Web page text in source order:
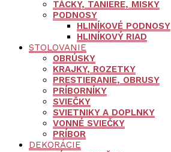
TÁCKY, TANIERE, MISKY
PODNOSY
HLINÍKOVÉ PODNOSY
HLINÍKOVÝ RIAD
STOLOVANIE
OBRÚSKY
KRAJKY, ROZETKY
PRESTIERANIE, OBRUSY
PRÍBORNÍKY
SVIEČKY
SVIETNIKY A DOPLNKY
VONNÉ SVIEČKY
PRÍBOR
DEKORÁCIE